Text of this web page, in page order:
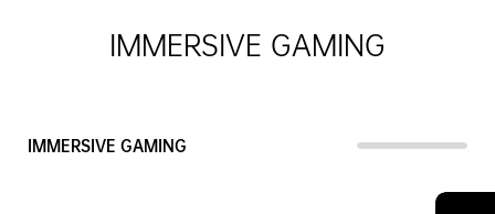
IMMERSIVE GAMING
IMMERSIVE GAMING